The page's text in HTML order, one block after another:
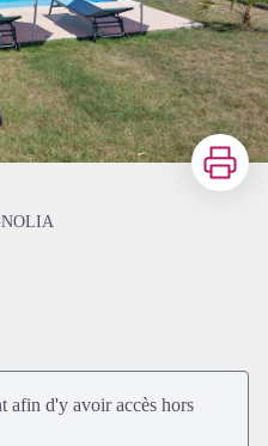
Voir l'image en plein écran
Imprimer
afin d'y avoir accès hors